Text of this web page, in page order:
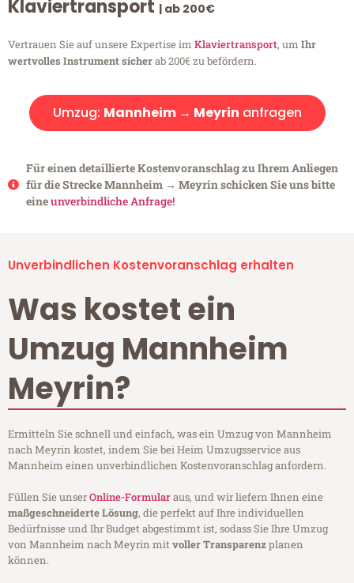
Klaviertransport | ab 200€
Vertrauen Sie auf unsere Expertise im Klaviertransport, um Ihr
wertvolles Instrument sicherab 200€ zu befördern.
Umzug: Mannheim → Meyrin anfragen
Für einen detaillierte Kostenvoranschlag zu Ihrem Anliegen
für die Strecke Mannheim → Meyrin schicken Sie uns bitte
eineunverbindliche Anfrage!
Unverbindlichen Kostenvoranschlag erhalten
Was kostet ein
Umzug Mannheim
Meyrin?
Ermitteln Sie schnell und einfach, was ein Umzug von Mannheim
nach Meyrin kostet, indem Sie bei Heim Umzugsservice aus
Mannheim einen unverbindlichen Kostenvoranschlag anfordern.
Füllen Sie unserOnline-Formularaus, und wir liefern Ihnen eine
maßgeschneiderte Lösung, die perfekt auf Ihre individuellen
Bedürfnisse und Ihr Budget abgestimmt ist, sodass Sie Ihre Umzug
von Mannheim nach Meyrin mitvoller Transparenzplanen
können.